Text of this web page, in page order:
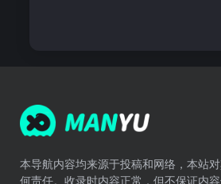
本导航内容均来源于投稿和网络，本站
何责任。收录时内容正常，但不保证内